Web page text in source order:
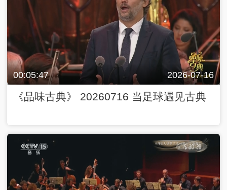
00:05:47 2026-07-16
《品味古典》 20260716 当足球遇见古典